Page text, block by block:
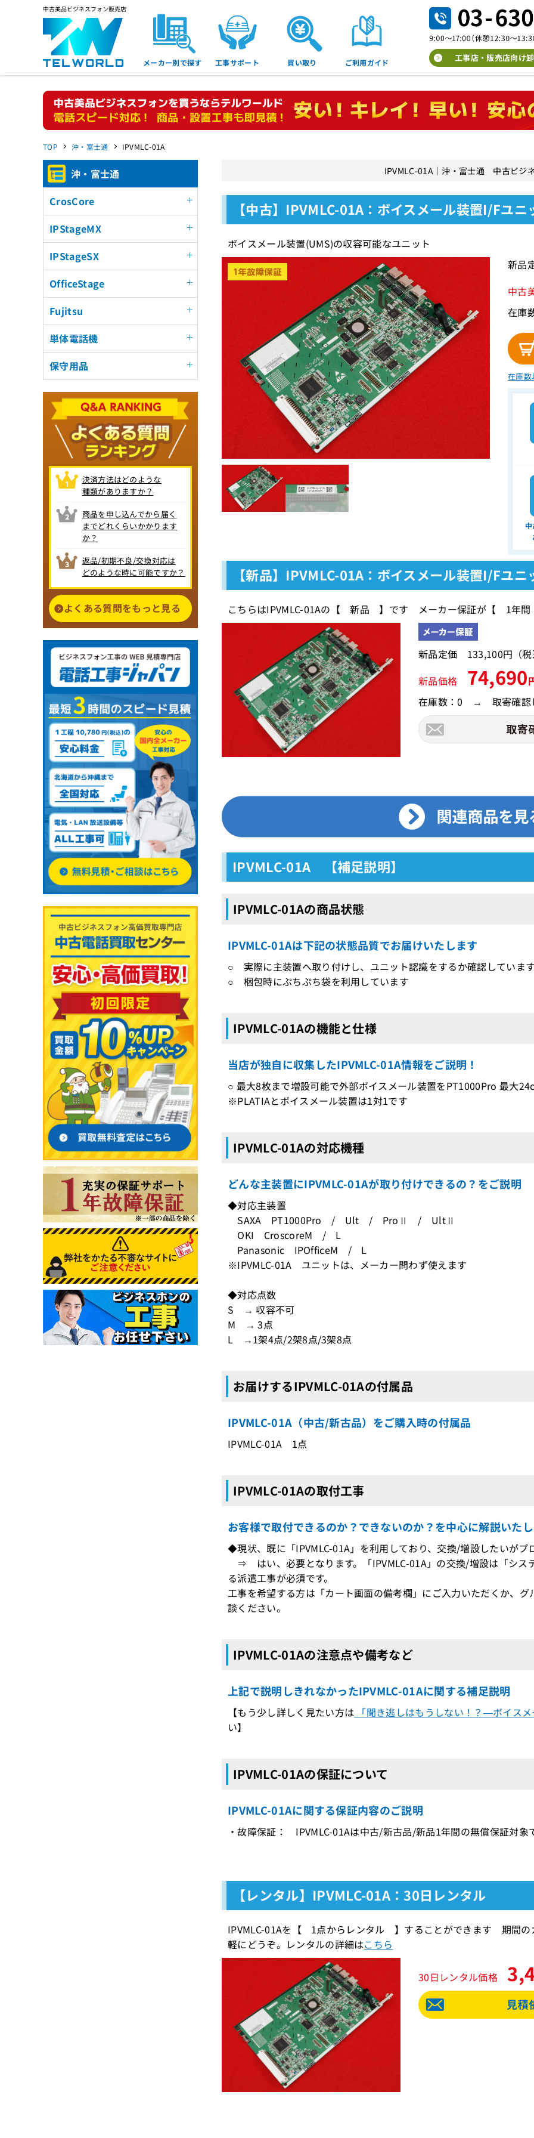
中古美品ビジネスフォン販売店
メーカー別で探す 工事サポート 買い取り ご利用ガイド 工事店・販売店向け
TOP 沖・富士通 IPVMLC-01A
IPVMLC-01A｜沖・富士通 中古ビジ
【中古】IPVMLC-01A：ボイスメール装置I/Fユニ
ボイスメール装置(UMS)の収容可能なユニット
新品
中古
在庫
在庫数
【新品】IPVMLC-01A：ボイスメール装置I/Fユニ
こちらはIPVMLC-01Aの【 新品 】です メーカー保証が【 1年
新品定価 133,100円（税
新品価格 74,690
在庫数：0 → 取寄確認
IPVMLC-01A 【補足説明】
IPVMLC-01Aの商品状態
IPVMLC-01Aは下記の状態品質でお届けいたします
○ 実際に主装置へ取り付けし、ユニット認識をするか確認していま
○ 梱包時にぷちぷち袋を利用しています
IPVMLC-01Aの機能と仕様
当店が独自に収集したIPVMLC-01A情報をご説明！
○ 最大8枚まで増設可能で外部ボイスメール装置をPT1000Pro 最大
※PLATIAとボイスメール装置は1対1です
IPVMLC-01Aの対応機種
どんな主装置にIPVMLC-01Aが取り付けできるの？をご説明
◆対応主装置
SAXA PT1000Pro / Ult / ProⅡ / UltⅡ
OKI CroscoreM / L
Panasonic IPOfficeM / L
※IPVMLC-01A ユニットは、メーカー問わず使えます
◆対応点数
S → 収容不可
M → 3点
L →1架4点/2架8点/3架8点
お届けするIPVMLC-01Aの付属品
IPVMLC-01A（中古/新古品）をご購入時の付属品
IPVMLC-01A 1点
IPVMLC-01Aの取付工事
お客様で取付できるのか？できないのか？を中心に解説いた
◆現状、既に「IPVMLC-01A」を利用しており、交換/増設したいがプ
⇒ はい、必要となります。「IPVMLC-01A」の交換/増設は「シス
る派遣工事が必須です。
工事を希望する方は「カート画面の備考欄」にご入力いただくか、グ
談ください。
IPVMLC-01Aの注意点や備考など
上記で説明しきれなかったIPVMLC-01Aに関する補足説明
【もう少し詳しく見たい方は 「聞き逃しはもうしない！？―ボイス
い】
IPVMLC-01Aの保証について
IPVMLC-01Aに関する保証内容のご説明
・故障保証： IPVMLC-01Aは中古/新古品/新品1年間の無償保証対象
【レンタル】IPVMLC-01A：30日レンタル
IPVMLC-01Aを【 1点からレンタル 】することができます 期間の
軽にどうぞ。レンタルの詳細はこちら
30日レンタル価格
沖・富士通
CrosCore
IPStageMX
IPStageSX
OfficeStage
Fujitsu
単体電話機
保守用品
決済方法はどのような
種類がありますか？
商品を申し込んでから届く
までどれくらいかかります
か？
返品/初期不良/交換対応は
どのような時に可能ですか？
よくある質問をもっと見る